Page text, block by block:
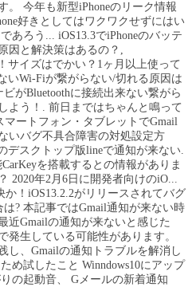
。 今年も新型iPhoneのリーク情報
好きとしてはワクワクせずにはい
あろう... iOS13.3でiPhoneのバッテ
因と解決策はあるの？,
サイズはでかい？1ヶ月以上使って
いWi-Fiが繋がらない/切れる原因は
がBluetoothに接続出来ない繋がら
よう！. 前日まではちゃんと鳴って
ートフォン・タブレットでGmail
いバグ不具合障害の対処設定方
デスクトップ版lineで通知が来ない.
を搭載するとの情報がありま
2020年2月6日に開発者向けのiO...
か！iOS13.2.2がリリースされてバグ
? 本記事ではGmail通知が来ない時
近Gmailの通知が来ないと感じた
発生している可能性があります。
し、Gmailの通知トラブルを解消し
め試したこと Winndows10にアップ
の起動音、 Gメールの新着通知